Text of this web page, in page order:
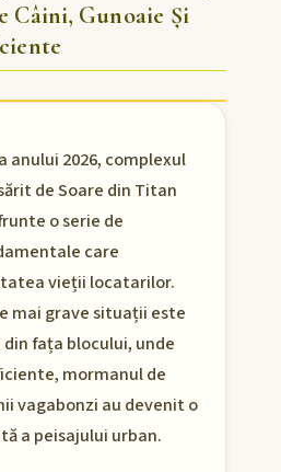
Câini, Gunoaie Și
anului 2026, complexul
de Soare din Titan
o serie de
care
vieții locatarilor.
mai grave situații este
din fața blocului, unde
mormanul de
vagabonzi au devenit o
a peisajului urban.